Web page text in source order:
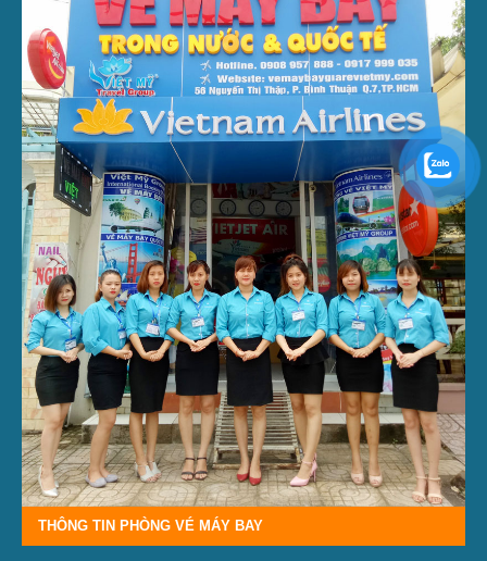
THÔNG TIN PHÒNG VÉ MÁY BAY